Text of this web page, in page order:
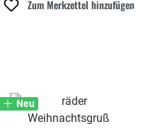
Zum Merkzettel hinzufügen
Neu